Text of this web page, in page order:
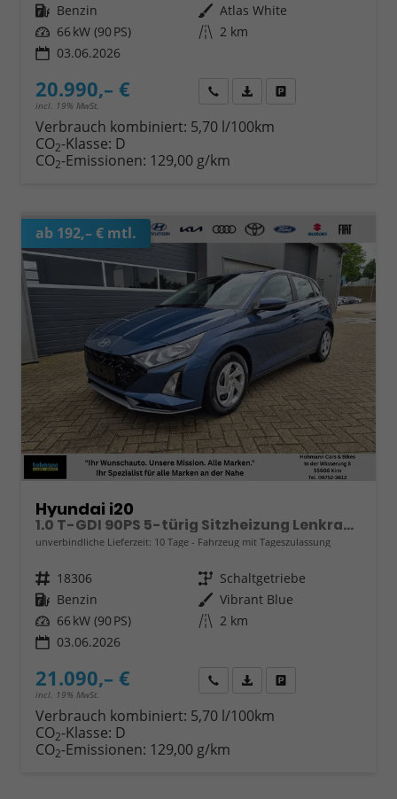
Kraftstoff Benzin Außenfarbe Atlas White
Leistung 66 kW (90 PS) Kilometerstand 2 km
03.06.2026
20.990,– €
incl. 19% MwSt.
Wir rufen Sie anFahrzeugexposé (PDF)
Verbrauch kombiniert: 5,70 l/100km
CO2-Klasse: D
CO2-Emissionen: 129,00 g/km
ab 192,– € mtl.
Hyundai i20
1.0 T-GDI 90PS 5-türig Sitzheizung Lenkradheizung Rückf.Kamera PDC Klima Apple CarPlay Android Auto Tempomat Touchscreen
unverbindliche Lieferzeit: 10 Tage Fahrzeug mit Tageszulassung
Fahrzeugnr. 18306 Getriebe Schaltgetriebe
Kraftstoff Benzin Außenfarbe Vibrant Blue
Leistung 66 kW (90 PS) Kilometerstand 2 km
03.06.2026
21.090,– €
incl. 19% MwSt.
Wir rufen Sie anFahrzeugexposé (PDF)
Verbrauch kombiniert: 5,70 l/100km
CO2-Klasse: D
CO2-Emissionen: 129,00 g/km